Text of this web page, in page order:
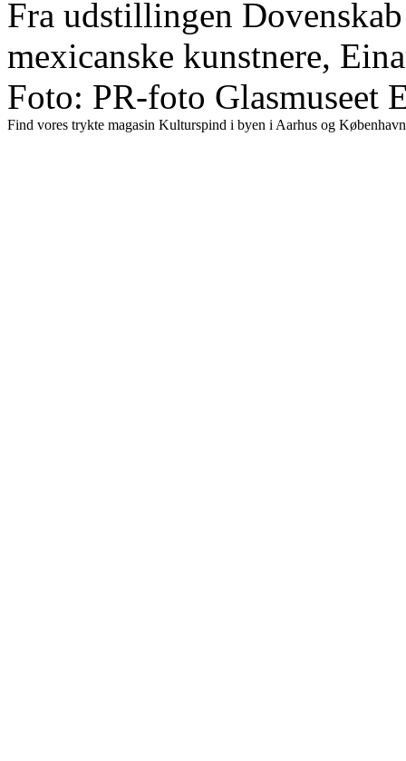
Fra udstillingen
mexicanske kunstnere,
Foto: PR-foto Glasmuseet
Find vores trykte magasin Kulturspind i byen i Aarhus og København